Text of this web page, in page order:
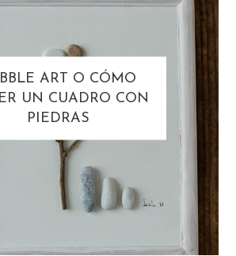
ART O CÓMO
UN CUADRO CON
PIEDRAS